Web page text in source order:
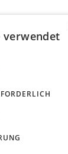
verwendet